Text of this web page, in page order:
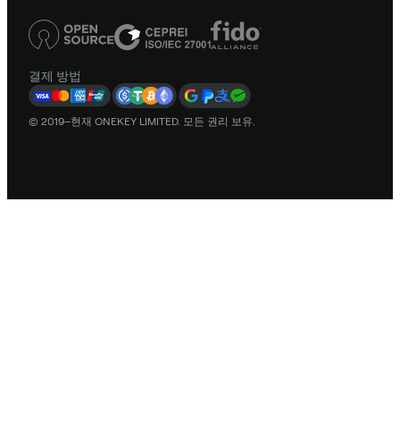
결제 방법
© 2019–현재 ONEKEY LIMITED. 모든 권리 보유.